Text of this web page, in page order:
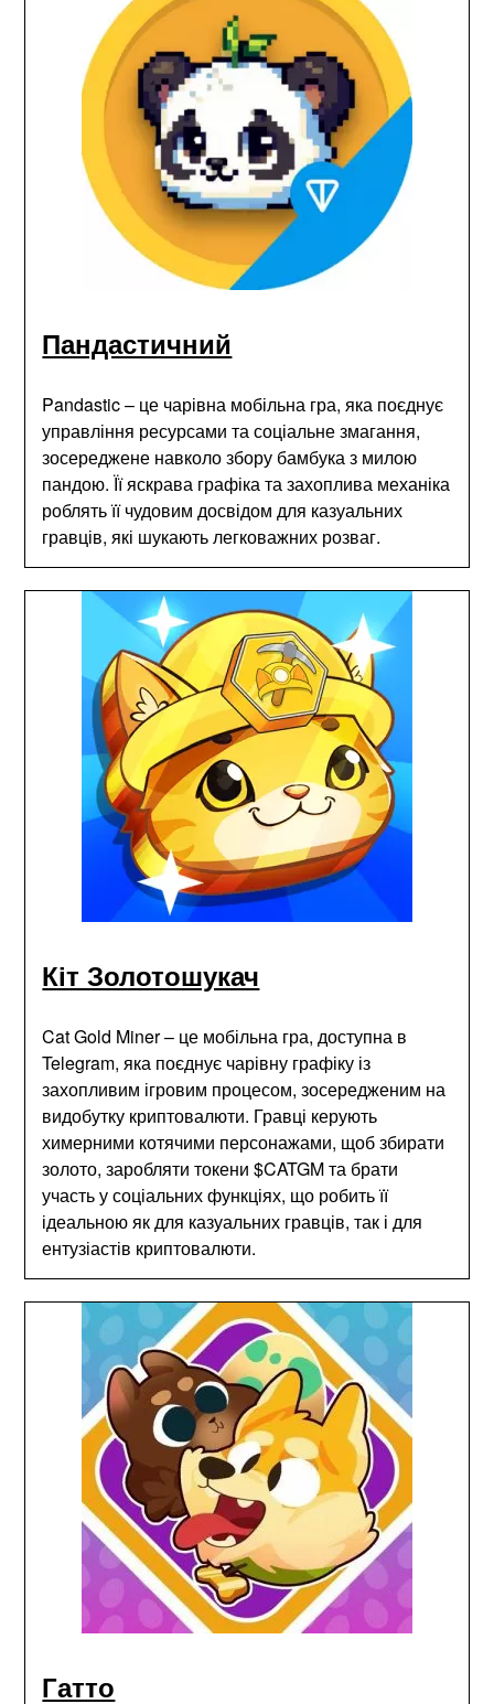
Пандастичний
Pandastic – це чарівна мобільна гра, яка поєднує
управління ресурсами та соціальне змагання,
зосереджене навколо збору бамбука з милою
пандою. Її яскрава графіка та захоплива механіка
роблять її чудовим досвідом для казуальних
гравців, які шукають легковажних розваг.
Кіт Золотошукач
Cat Gold Miner – це мобільна гра, доступна в
Telegram, яка поєднує чарівну графіку із
захопливим ігровим процесом, зосередженим на
видобутку криптовалюти. Гравці керують
химерними котячими персонажами, щоб збирати
золото, заробляти токени $CATGM та брати
участь у соціальних функціях, що робить її
ідеальною як для казуальних гравців, так і для
ентузіастів криптовалюти.
Гатто